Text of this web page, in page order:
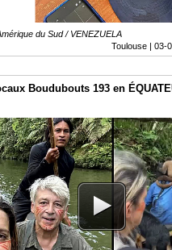
du Sud / VENEZUELA
Toulouse | 03-
Boudubouts 193 en